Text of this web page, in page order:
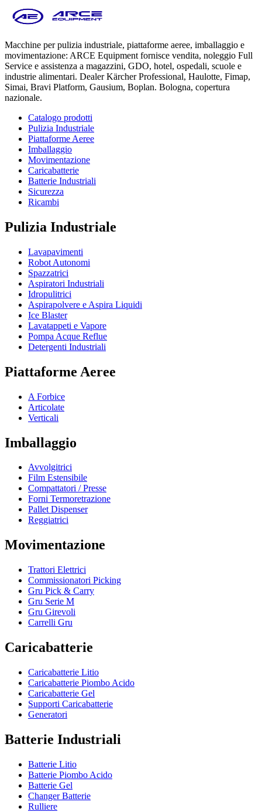
Macchine per pulizia industriale, piattaforme aeree, imballaggio e
movimentazione: ARCE Equipment fornisce vendita, noleggio Full
Service e assistenza a magazzini, GDO, hotel, ospedali, scuole e
industrie alimentari. Dealer Kärcher Professional, Haulotte, Fimap,
Simai, Bravi Platform, Gausium, Boplan. Bologna, copertura
nazionale.
Catalogo prodotti
Pulizia Industriale
Piattaforme Aeree
Imballaggio
Movimentazione
Caricabatterie
Batterie Industriali
Sicurezza
Ricambi
Pulizia Industriale
Lavapavimenti
Robot Autonomi
Spazzatrici
Aspiratori Industriali
Idropulitrici
Aspirapolvere e Aspira Liquidi
Ice Blaster
Lavatappeti e Vapore
Pompa Acque Reflue
Detergenti Industriali
Piattaforme Aeree
A Forbice
Articolate
Verticali
Imballaggio
Avvolgitrici
Film Estensibile
Compattatori / Presse
Forni Termoretrazione
Pallet Dispenser
Reggiatrici
Movimentazione
Trattori Elettrici
Commissionatori Picking
Gru Pick & Carry
Gru Serie M
Gru Girevoli
Carrelli Gru
Caricabatterie
Caricabatterie Litio
Caricabatterie Piombo Acido
Caricabatterie Gel
Supporti Caricabatterie
Generatori
Batterie Industriali
Batterie Litio
Batterie Piombo Acido
Batterie Gel
Changer Batterie
Rulliere